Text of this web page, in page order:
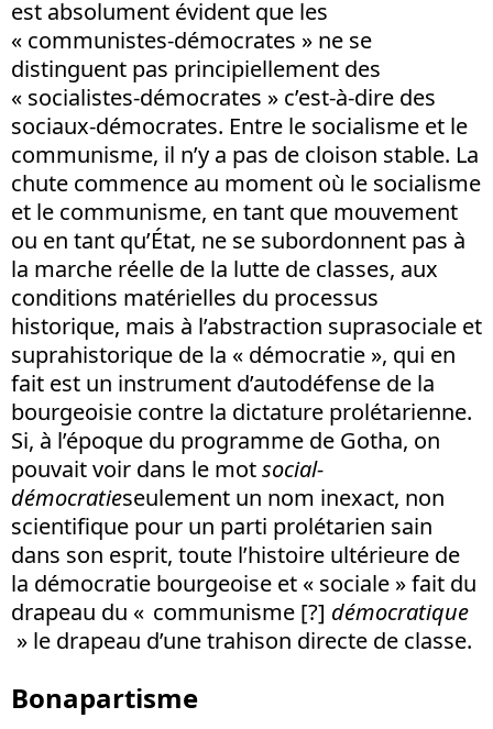
est absolument évident que les
« communistes-démocrates » ne se
distinguent pas principiellement des
« socialistes-démocrates » c’est-à-dire des
sociaux-démocrates. Entre le socialisme et le
communisme, il n’y a pas de cloison stable. La
chute commence au moment où le socialisme
et le communisme, en tant que mouvement
ou en tant qu’État, ne se subordonnent pas à
la marche réelle de la lutte de classes, aux
conditions matérielles du processus
historique, mais à l’abstraction suprasociale et
suprahistorique de la « démocratie », qui en
fait est un instrument d’autodéfense de la
bourgeoisie contre la dictature prolétarienne.
Si, à l’époque du programme de Gotha, on
pouvait voir dans le motsocial-
démocratieseulement un nom inexact, non
scientifique pour un parti prolétarien sain
dans son esprit, toute l’histoire ultérieure de
la démocratie bourgeoise et « sociale » fait du
drapeau du « communisme [?] démocratique
» le drapeau d’une trahison directe de classe.
Bonapartisme